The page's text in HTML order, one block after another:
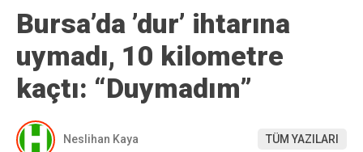
Bursa’da ’dur’ ihtarına
uymadı, 10 kilometre
kaçtı: “Duymadım”
Neslihan Kaya TÜM YAZILARI